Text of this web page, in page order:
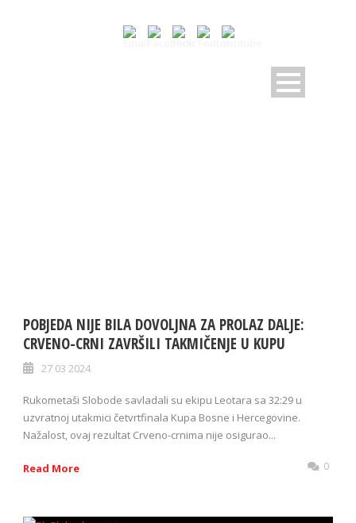
POBJEDA NIJE BILA DOVOLJNA ZA PROLAZ DALJE:
CRVENO-CRNI ZAVRŠILI TAKMIČENJE U KUPU
27 03 2024
Rukometaši Slobode savladali su ekipu Leotara sa 32:29 u
uzvratnoj utakmici četvrtfinala Kupa Bosne i Hercegovine.
Nažalost, ovaj rezultat Crveno-crnima nije osigurao...
Read More 0